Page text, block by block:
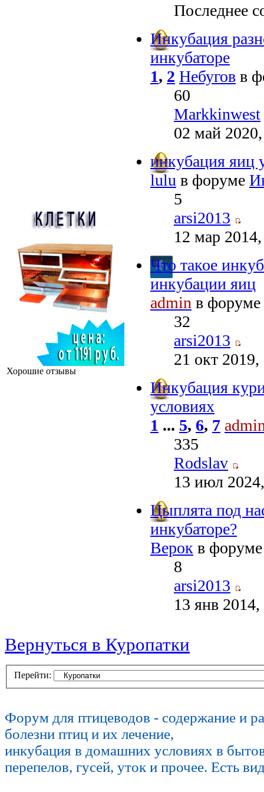
Хорошие отзывы
Последнее
Инкубация
инкубаторе
1, 2 Небугов в
60
Markkinwest
02 май
инкубация яиц
lulu в форуме
5
arsi2013
12 мар
Что такое
инкубации яиц
admin в форуме
32
arsi2013
21 окт
Инкубация
условиях
1 ... 5, 6, 7
335
Rodslav
13 июл
Цыплята под
инкубаторе?
Верок в
8
arsi2013
13 янв
Вернуться в Куропатки
Перейти:
Форум для птицеводов - содержание и
болезни птиц и их лечение,
инкубация в домашних условиях в
перепелов, гусей, уток и прочее. Есть